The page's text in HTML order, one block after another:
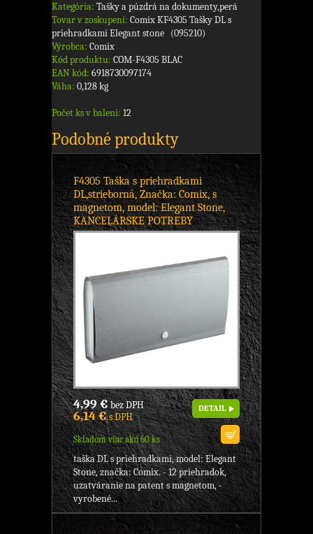
Kategória: Tašky a púzdrá na dokumenty,perá
Tovar v zoskupení: Comix KF4305 Tašky DL s
priehradkami Elegant stone (095210)
Výrobca: Comix
Kód produktu: COM-F4305 BLAC
EAN kód: 6918730097174
Váha: 0,128 kg
Počet ks v balení: 12
Podobné produkty
F4305 Taška s priehradkami
DL,strieborná, Značka: Comix, s
magnetom, model: Elegant Stone,
KANCELÁRSKE POTREBY
4,99 €bez DPH
6,14 €s DPH
Skladom viac ako 60 ks
DETAIL
taška DL s priehradkami, model: Elegant
Stone, značka: Comix. - 12 priehradok,
uzatváranie na patent s magnetom, -
vyrobené...